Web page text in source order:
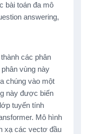
bài toán đa mô
answering,
các phân
vùng này
chúng vào một
này được biến
tuyến tính
Mô hình
xạ các vectơ đầu